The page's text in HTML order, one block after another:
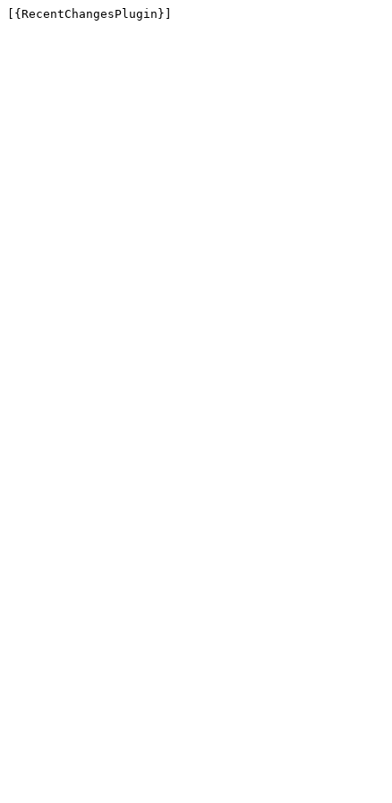
[{RecentChangesPlugin}]